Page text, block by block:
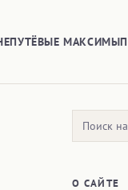
МАКСИМЫ
Поиск:
О САЙТЕ